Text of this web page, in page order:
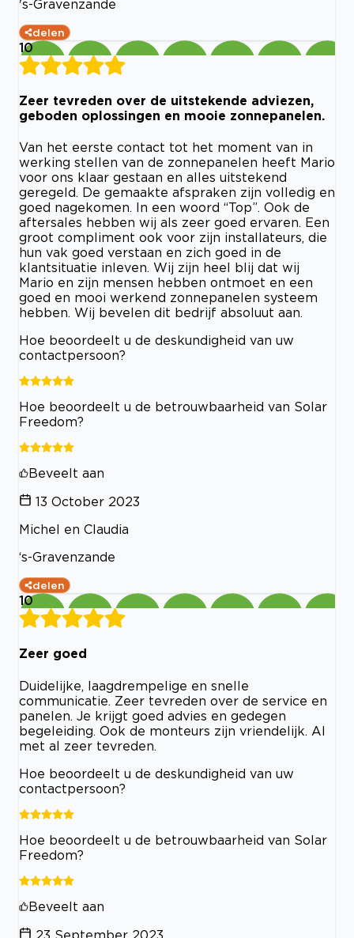
's-Gravenzande
delen
10
Zeer tevreden over de uitstekende adviezen,
geboden oplossingen en mooie zonnepanelen.
Van het eerste contact tot het moment van in
werking stellen van de zonnepanelen heeft Mario
voor ons klaar gestaan en alles uitstekend
geregeld. De gemaakte afspraken zijn volledig en
goed nagekomen. In een woord “Top”. Ook de
aftersales hebben wij als zeer goed ervaren. Een
groot compliment ook voor zijn installateurs, die
hun vak goed verstaan en zich goed in de
klantsituatie inleven. Wij zijn heel blij dat wij
Mario en zijn mensen hebben ontmoet en een
goed en mooi werkend zonnepanelen systeem
hebben. Wij bevelen dit bedrijf absoluut aan.
Hoe beoordeelt u de deskundigheid van uw
contactpersoon?
Hoe beoordeelt u de betrouwbaarheid van Solar
Freedom?
Beveelt aan
13 October 2023
Michel en Claudia
‘s-Gravenzande
delen
10
Zeer goed
Duidelijke, laagdrempelige en snelle
communicatie. Zeer tevreden over de service en
panelen. Je krijgt goed advies en gedegen
begeleiding. Ook de monteurs zijn vriendelijk. Al
met al zeer tevreden.
Hoe beoordeelt u de deskundigheid van uw
contactpersoon?
Hoe beoordeelt u de betrouwbaarheid van Solar
Freedom?
Beveelt aan
23 September 2023